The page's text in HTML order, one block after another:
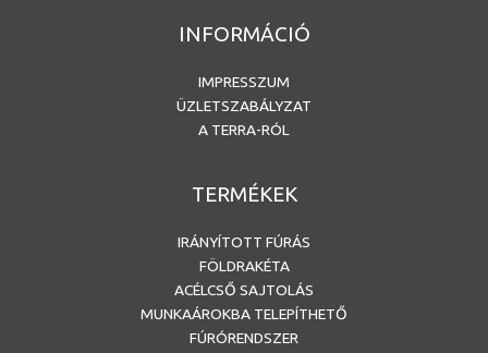
INFORMÁCIÓ
IMPRESSZUM
ÜZLETSZABÁLYZAT
A TERRA-RÓL
TERMÉKEK
IRÁNYÍTOTT FÚRÁS
FÖLDRAKÉTA
ACÉLCSŐ SAJTOLÁS
MUNKAÁROKBA TELEPÍTHETŐ
FÚRÓRENDSZER